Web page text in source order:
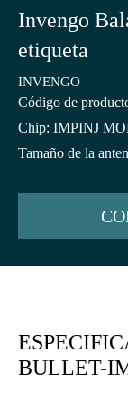
Invengo
etiqueta
INVENGO
Código de
Chip: IMPINJ
Tamaño de la
BULLET-